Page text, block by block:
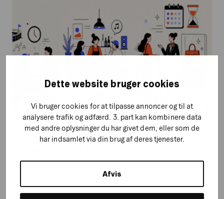
Dette website bruger cookies
Vi bruger cookies for at tilpasse annoncer og til at
analysere trafik og adfærd. 3. part kan kombinere data
med andre oplysninger du har givet dem, eller som de
har indsamlet via din brug af deres tjenester.
Afvis